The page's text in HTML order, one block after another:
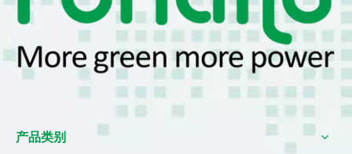
产品类别